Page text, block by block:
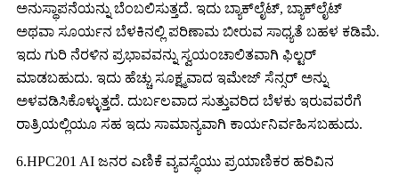
ಅನುಸ್ಥಾಪನೆಯನ್ನು ಬೆಂಬಲಿಸುತ್ತದೆ. ಇದು ಬ್ಯಾಕ್‌ಲೈಟ್, ಬ್ಯಾಕ್‌ಲೈಟ್
ಅಥವಾ ಸೂರ್ಯನ ಬೆಳಕಿನಲ್ಲಿ ಪರಿಣಾಮ ಬೀರುವ ಸಾಧ್ಯತೆ ಬಹಳ ಕಡಿಮೆ.
ಇದು ಗುರಿ ನೆರಳಿನ ಪ್ರಭಾವವನ್ನು ಸ್ವಯಂಚಾಲಿತವಾಗಿ ಫಿಲ್ಟರ್
ಮಾಡಬಹುದು. ಇದು ಹೆಚ್ಚು ಸೂಕ್ಷ್ಮವಾದ ಇಮೇಜ್ ಸೆನ್ಸರ್ ಅನ್ನು
ಅಳವಡಿಸಿಕೊಳ್ಳುತ್ತದೆ. ದುರ್ಬಲವಾದ ಸುತ್ತುವರಿದ ಬೆಳಕು ಇರುವವರೆಗೆ
ರಾತ್ರಿಯಲ್ಲಿಯೂ ಸಹ ಇದು ಸಾಮಾನ್ಯವಾಗಿ ಕಾರ್ಯನಿರ್ವಹಿಸಬಹುದು.
6.HPC201 AI ಜನರ ಎಣಿಕೆ ವ್ಯವಸ್ಥೆಯು ಪ್ರಯಾಣಿಕರ ಹರಿವಿನ